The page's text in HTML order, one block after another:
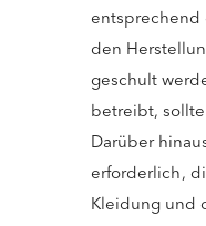
entsprechend
den
geschult
betreibt,
Darüber
erforderlich,
Kleidung und